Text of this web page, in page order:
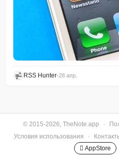
RSS Hunter•28 апр.
© 2015-2026, TheNote.app ·
Условия использования
·
 AppStore